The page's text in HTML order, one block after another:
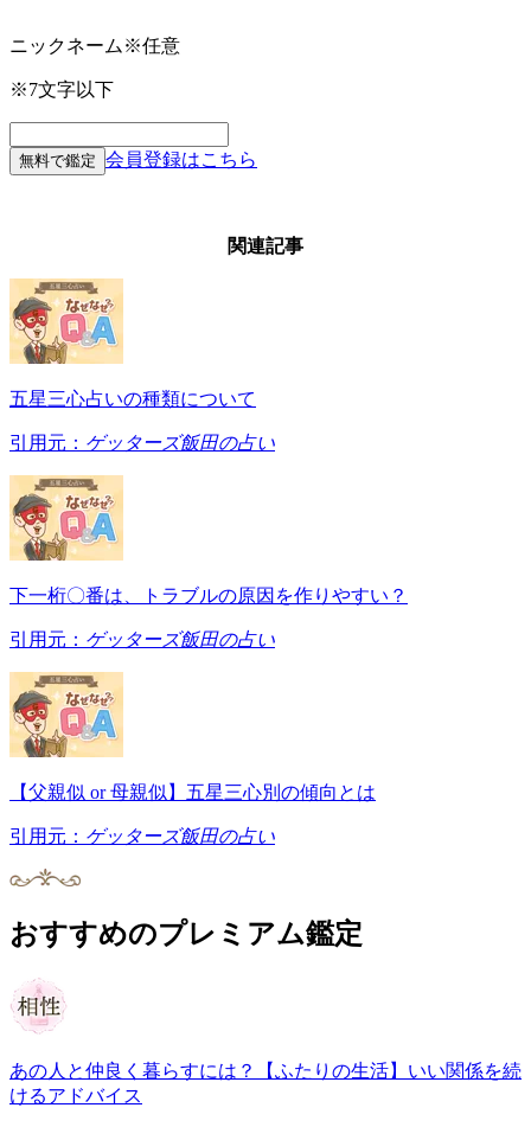
ニックネーム ※任意
※7文字以下
無料で鑑定 会員登録はこちら
関連記事
五星三心占いの種類について
引用元： ゲッターズ飯田の占い
下一桁〇番は、トラブルの原因を作りやすい？
引用元： ゲッターズ飯田の占い
【父親似 or 母親似】五星三心別の傾向とは
引用元： ゲッターズ飯田の占い
おすすめのプレミアム鑑定
あの人と仲良く暮らすには？【ふたりの生活】いい関係を続
けるアドバイス